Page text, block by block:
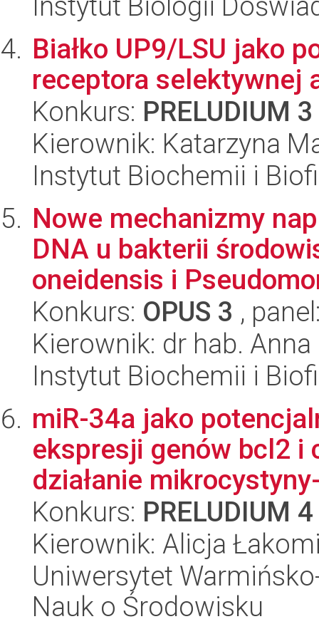
Białko UP9/LSU jako
receptora selektywnej
Konkurs: PRELUDIUM 3
Kierownik: Katarzyna
Instytut Biochemii i
Nowe mechanizmy
DNA u bakterii
oneidensis i
Konkurs: OPUS 3 ,
Kierownik: dr hab. Anna
Instytut Biochemii i
miR-34a jako
ekspresji genów bcl2 i
działanie
Konkurs: PRELUDIUM 4
Kierownik: Alicja
Uniwersytet
Nauk o Środowisku